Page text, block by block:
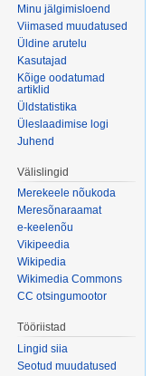
Minu jälgimisloend
Viimased muudatused
Üldine arutelu
Kasutajad
Kõige oodatumad
artiklid
Üldstatistika
Üleslaadimise logi
Juhend
Välislingid
Merekeele nõukoda
Meresõnaraamat
e-keelenõu
Vikipeedia
Wikipedia
Wikimedia Commons
CC otsingumootor
Tööriistad
Lingid siia
Seotud muudatused